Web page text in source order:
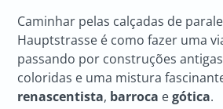
Caminhar pelas calçadas de
Hauptstrasse é como fazer uma
passando por construções
coloridas e uma mistura
renascentista, barroca egótica.